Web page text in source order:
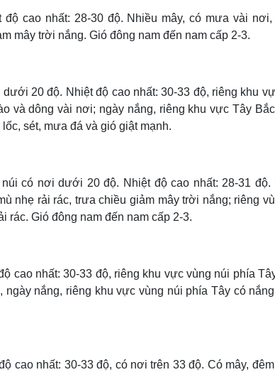
độ cao nhất: 28-30 độ. Nhiều mây, có mưa vài
mây trời nắng. Gió đông nam đến nam cấp 2-3.
20 độ. Nhiệt độ cao nhất: 30-33 độ, riêng khu
và dông vài nơi; ngày nắng, riêng khu vực Tây
sét, mưa đá và gió giật mạnh.
có nơi dưới 20 độ. Nhiệt độ cao nhất: 28-31
nhẹ rải rác, trưa chiều giảm mây trời nắng; riêng
rác. Gió đông nam đến nam cấp 2-3.
cao nhất: 30-33 độ, riêng khu vực vùng núi phía
nắng, riêng khu vực vùng núi phía Tây có
cao nhất: 30-33 độ, có nơi trên 33 độ. Có mây,